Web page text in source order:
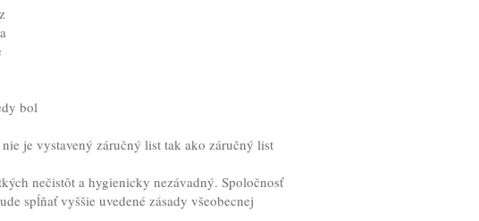
bol
je vystavený záručný list tak ako záručný list
nečistôt a hygienicky nezávadný. Spoločnosť
spĺňať vyššie uvedené zásady všeobecnej